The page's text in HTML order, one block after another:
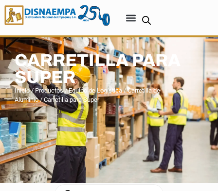
CARRETILLA PARA
SUPER
Inicio/ Productos/Equipo de Logística/Carretilla de
Aluminio/ Carretilla para Super